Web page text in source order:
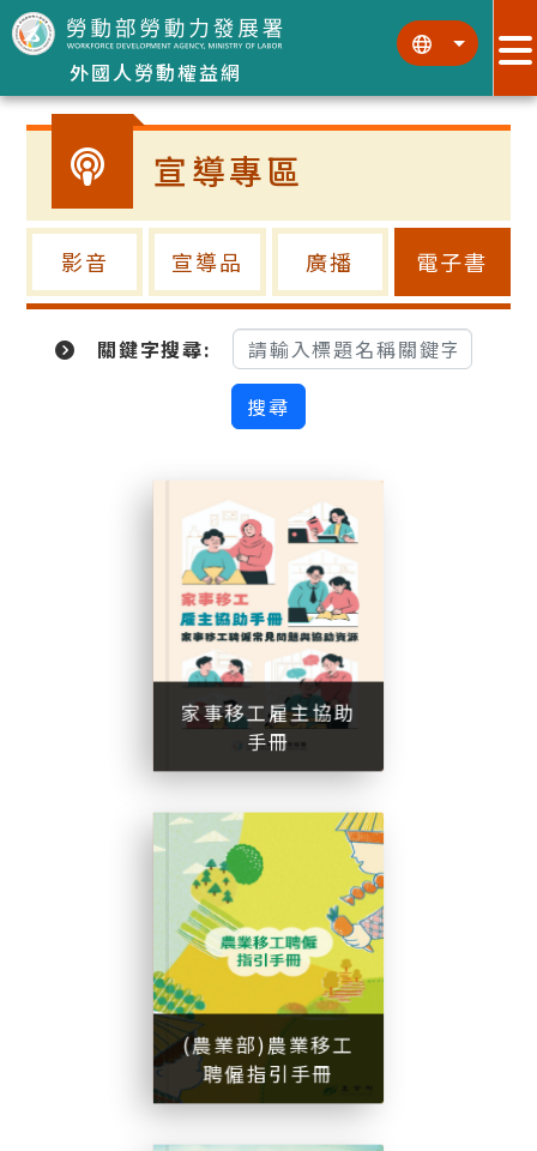
跳到主要內容區塊
外國人勞動權益網
::: :::
宣導專區
影音 宣導品 廣播 電子書
關鍵字搜尋:
家事移工雇主協助
手冊
家事移工雇主協助手冊
(農業部)農業移工
聘僱指引手冊
(農業部)農業移工聘僱指引手冊